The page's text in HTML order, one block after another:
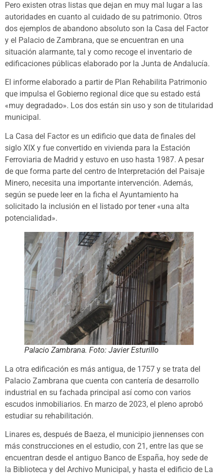
Pero existen otras listas que dejan en muy mal lugar a las
autoridades en cuanto al cuidado de su patrimonio. Otros
dos ejemplos de abandono absoluto son la Casa del Factor
y el Palacio de Zambrana, que se encuentran en una
situación alarmante, tal y como recoge el inventario de
edificaciones públicas elaborado por la Junta de Andalucía.
El informe elaborado a partir de Plan Rehabilita Patrimonio
que impulsa el Gobierno regional dice que su estado está
«muy degradado». Los dos están sin uso y son de titularidad
municipal.
La Casa del Factor es un edificio que data de finales del
siglo XIX y fue convertido en vivienda para la Estación
Ferroviaria de Madrid y estuvo en uso hasta 1987. A pesar
de que forma parte del centro de Interpretación del Paisaje
Minero, necesita una importante intervención. Además,
según se puede leer en la ficha el Ayuntamiento ha
solicitado la inclusión en el listado por tener «una alta
potencialidad».
Palacio Zambrana. Foto: Javier Esturillo
La otra edificación es más antigua, de 1757 y se trata del
Palacio Zambrana que cuenta con cantería de desarrollo
industrial en su fachada principal así como con varios
escudos inmobiliarios. En marzo de 2023, el pleno aprobó
estudiar su rehabilitación.
Linares es, después de Baeza, el municipio jiennenses con
más construcciones en el estudio, con 21, entre las que se
encuentran desde el antiguo Banco de España, hoy sede de
la Biblioteca y del Archivo Municipal, y hasta el edificio de La